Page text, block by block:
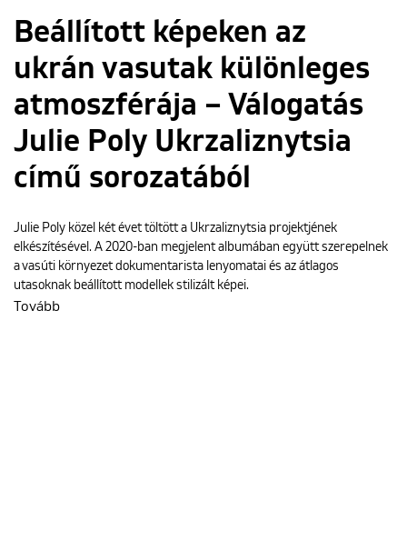
Beállított képeken az
ukrán vasutak különleges
atmoszférája – Válogatás
Julie Poly Ukrzaliznytsia
című sorozatából
Julie Poly közel két évet töltött a Ukrzaliznytsia projektjének
elkészítésével. A 2020-ban megjelent albumában együtt szerepelnek
a vasúti környezet dokumentarista lenyomatai és az átlagos
utasoknak beállított modellek stilizált képei.
Tovább